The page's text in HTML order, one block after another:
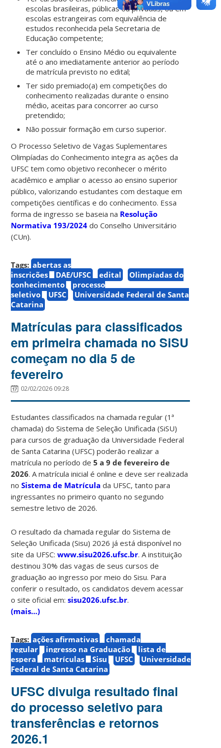
escolas brasileiras, públicas ou privadas, ou em
escolas estrangeiras com equivalência de
estudos reconhecida pela Secretaria de
Educação competente;
Ter concluído o Ensino Médio ou equivalente
até o ano imediatamente anterior ao período
de matrícula previsto no edital;
Ter sido premiado(a) em competições do
conhecimento realizadas durante o ensino
médio, aceitas para concorrer ao curso
pretendido;
Não possuir formação em curso superior.
O Processo Seletivo de Vagas Suplementares
Olimpíadas do Conhecimento integra as ações da
UFSC tem como objetivo reconhecer o mérito
acadêmico e ampliar o acesso ao ensino superior
público, valorizando estudantes com destaque em
competições científicas e do conhecimento. Essa
forma de ingresso se baseia na Resolução
Normativa 193/2024 do Conselho Universitário
(CUn).
Tags: abertas as
inscrições
DAE/UFSC edital
Olimpíadas do
conhecimento
processo
seletivo
UFSC
Universidade Federal de Santa
Catarina
Matrículas para classificados
em primeira chamada no SiSU
começam no dia 5 de
fevereiro
02/02/2026 09:28
Estudantes classificados na chamada regular (1ª
chamada) do Sistema de Seleção Unificada (SiSU)
para cursos de graduação da Universidade Federal
de Santa Catarina (UFSC) poderão realizar a
matrícula no período de5 a 9 de fevereiro de
2026. A matrícula inicial é online e deve ser realizada
noSistema de Matrícula da UFSC, tanto para
ingressantes no primeiro quanto no segundo
semestre letivo de 2026.
O resultado da chamada regular do Sistema de
Seleção Unificada (Sisu) 2026 já está disponível no
site da UFSC:www.sisu2026.ufsc.br. A instituição
destinou 30% das vagas de seus cursos de
graduação ao ingresso por meio do Sisu. Para
conferir o resultado, os candidatos devem acessar
o site oficial em:sisu2026.ufsc.br.
(mais…)
Tags: ações afirmativas
chamada
regular
ingresso na Graduação
lista de
espera
matrículas Sisu UFSC
Universidade
Federal de Santa Catarina
UFSC divulga resultado final
do processo seletivo para
transferências e retornos
2026.1